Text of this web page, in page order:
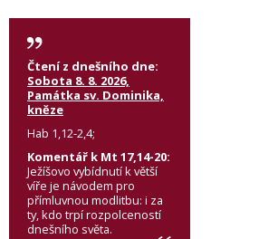
Čtení z dnešního dne:
Sobota 8. 8. 2026,
Památka sv. Dominika,
kněze
Hab 1,12-2,4;
Komentář k Mt 17,14-20:
Ježíšovo vybídnutí k větší
víře je návodem pro
přímluvnou modlitbu: i za
ty, kdo trpí rozpolceností
dnešního světa.